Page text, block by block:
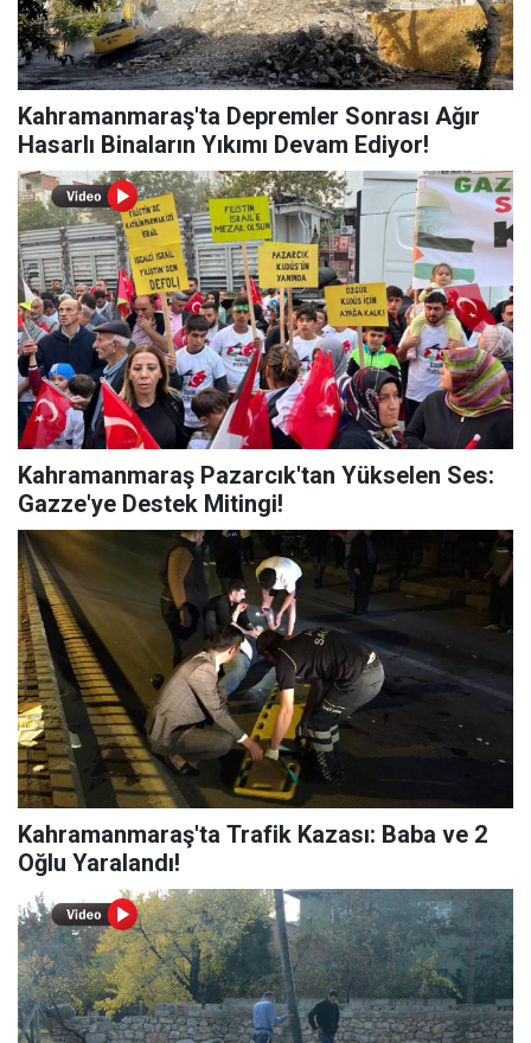
Kahramanmaraş'ta Depremler Sonrası Ağır
Hasarlı Binaların Yıkımı Devam Ediyor!
Kahramanmaraş Pazarcık'tan Yükselen Ses:
Gazze'ye Destek Mitingi!
Kahramanmaraş'ta Trafik Kazası: Baba ve 2
Oğlu Yaralandı!